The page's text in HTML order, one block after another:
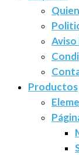
Aviso
Productos